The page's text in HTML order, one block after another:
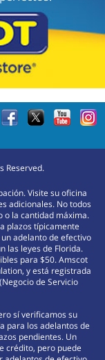
Reserved.
Visite su oficina
adicionales. No todos
o la cantidad máxima.
plazos típicamente
adelanto de efectivo
las leyes de Florida.
para $50. Amscot
y está registrada
de Servicio
sí verificamos su
para los adelantos de
pendientes. Un
crédito, pero puede